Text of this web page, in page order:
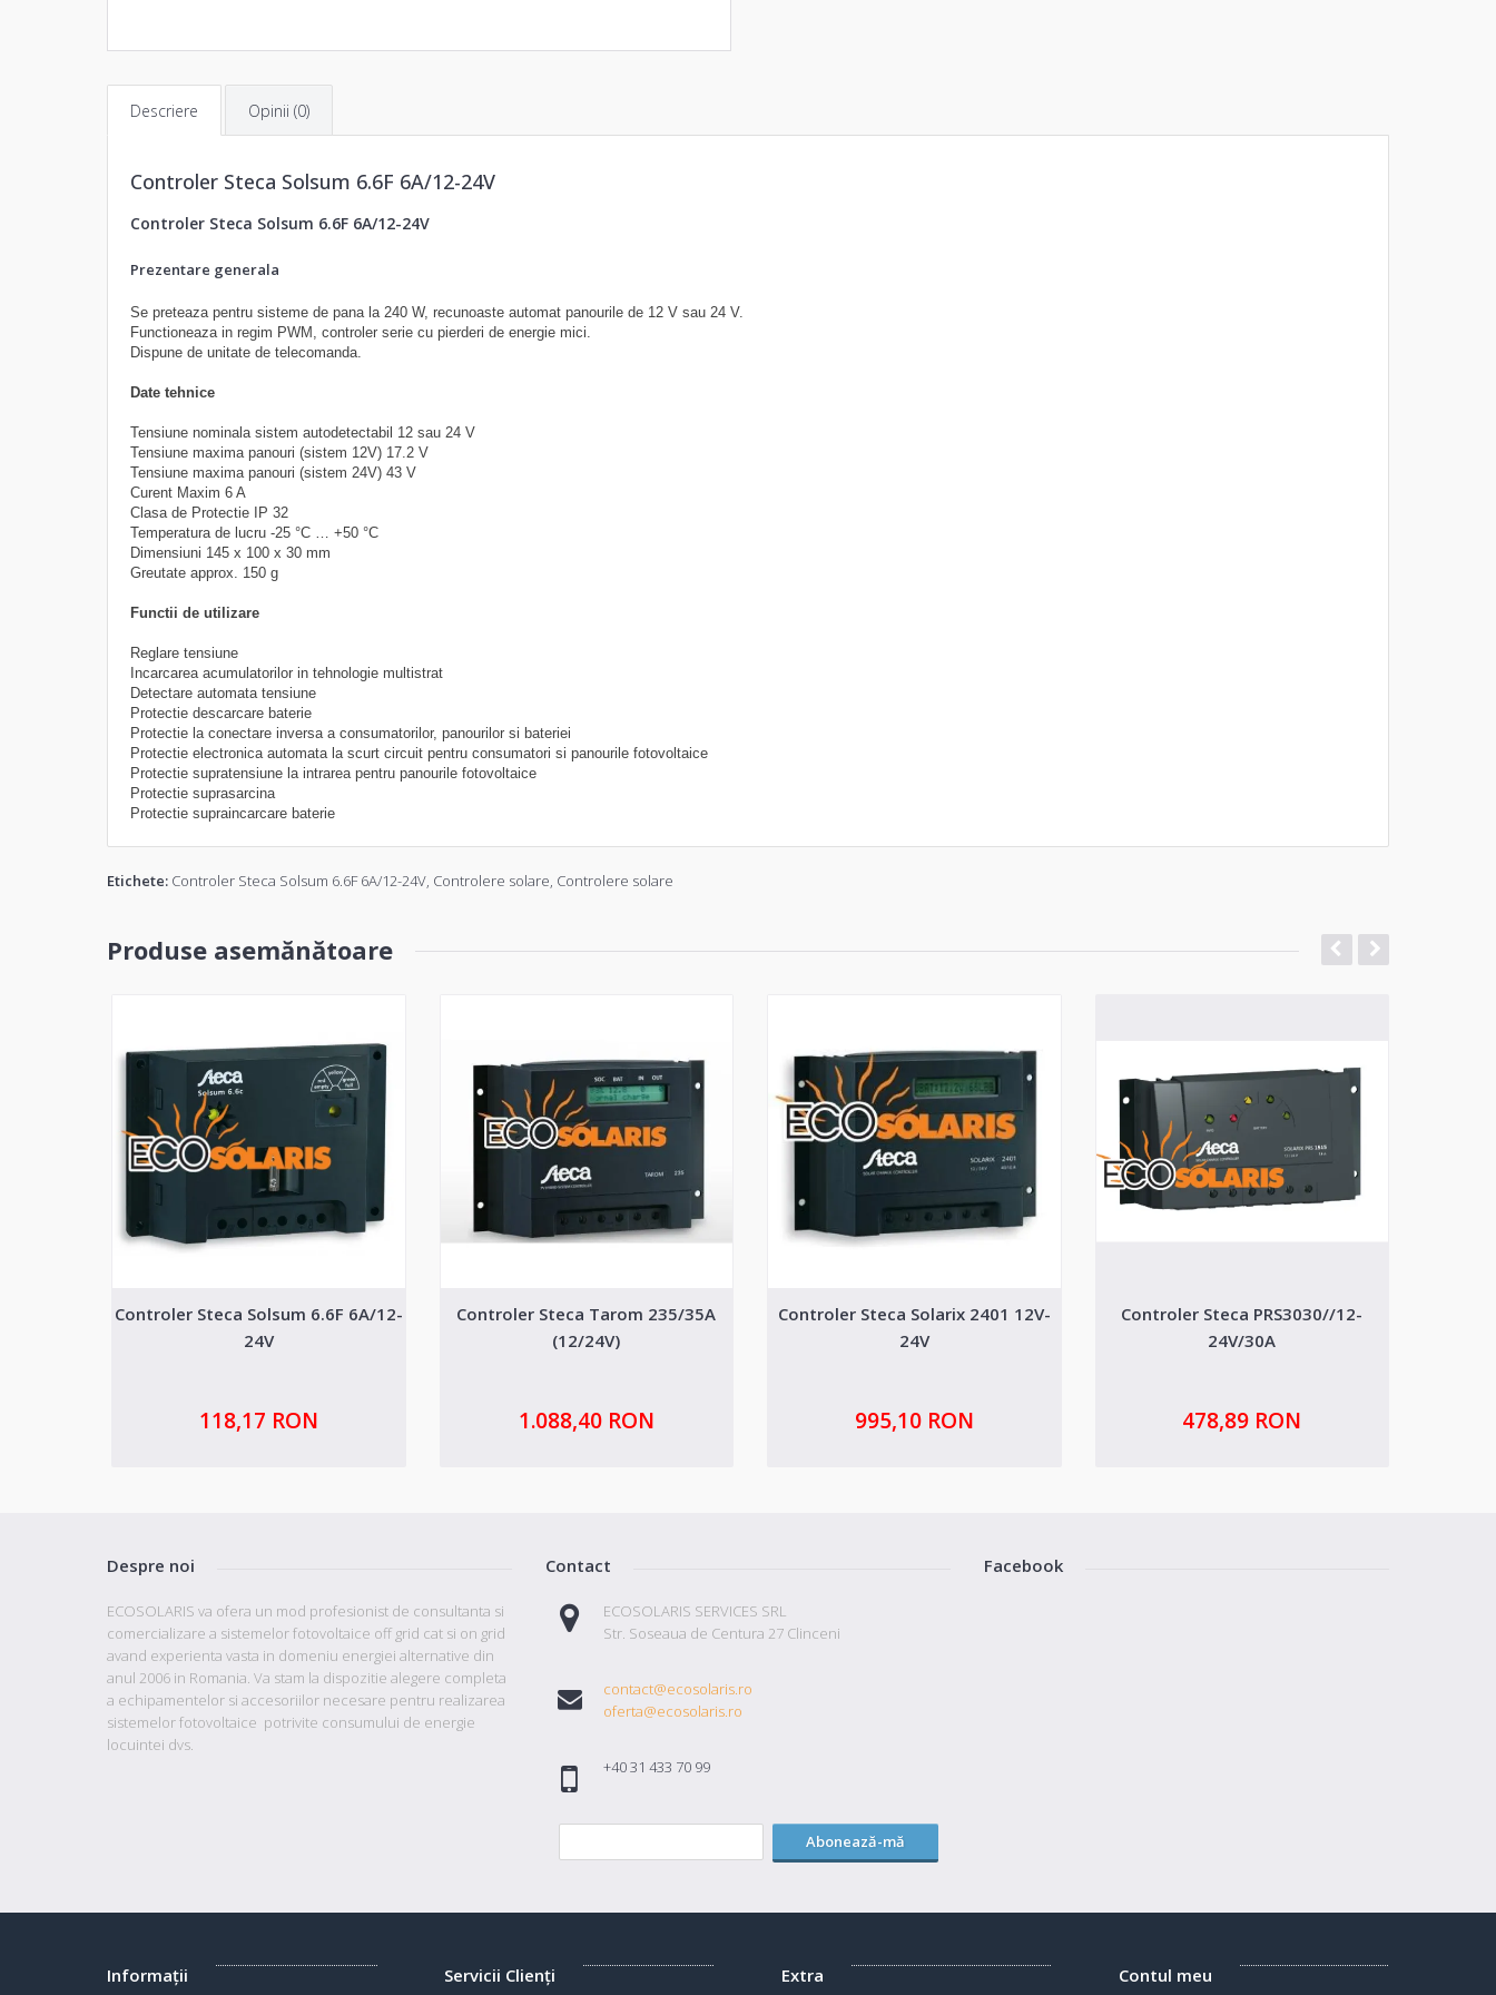
Descriere Opinii (0)
Controler Steca Solsum 6.6F 6A/12-24V
Controler Steca Solsum 6.6F 6A/12-24V
Prezentare generala
Se preteaza pentru sisteme de pana la 240 W, recunoaste automat panourile de 12 V sau 24 V.
Functioneaza in regim PWM, controler serie cu pierderi de energie mici.
Dispune de unitate de telecomanda.
Date tehnice
Tensiune nominala sistem autodetectabil 12 sau 24 V
Tensiune maxima panouri (sistem 12V) 17.2 V
Tensiune maxima panouri (sistem 24V) 43 V
Curent Maxim 6 A
Clasa de Protectie
IP 32
Temperatura de lucru -25 °C … +50 °C
Dimensiuni 145 x 100 x 30 mm
Greutate approx. 150 g
Functii de utilizare
Reglare tensiune
Incarcarea acumulatorilor in tehnologie multistrat
Detectare automata tensiune
Protectie descarcare baterie
Protectie la conectare inversa a consumatorilor, panourilor si bateriei
Protectie electronica automata la scurt circuit pentru consumatori si panourile fotovoltaice
Protectie supratensiune la intrarea pentru panourile fotovoltaice
Protectie suprasarcina
Protectie supraincarcare baterie
Etichete: Controler Steca Solsum 6.6F 6A/12-24V, Controlere solare, Controlere solare
Produse asemănătoare
Controler Steca Solsum 6.6F 6A/12-
24V
118,17 RON
Controler Steca Tarom 235/35A
(12/24V)
1.088,40 RON
Controler Steca Solarix 2401 12V-
24V
995,10 RON
Controler Steca PRS3030//12-
24V/30A
478,89 RON
Despre noi
ECOSOLARIS va ofera un mod profesionist de consultanta si
comercializare a sistemelor fotovoltaice off grid cat si on grid
avand experienta vasta in domeniu energiei alternative din
anul 2006 in Romania. Va stam la dispozitie alegere completa
a echipamentelor si accesoriilor necesare pentru realizarea
sistemelor fotovoltaice potrivite consumului de energie
locuintei dvs.
Contact
ECOSOLARIS SERVICES SRL
Str. Soseaua de Centura 27 Clinceni
contact@ecosolaris.ro
oferta@ecosolaris.ro
+40 31 433 70 99
Facebook
Abonează-mă
Informaţii Servicii Clienţi Extra Contul meu